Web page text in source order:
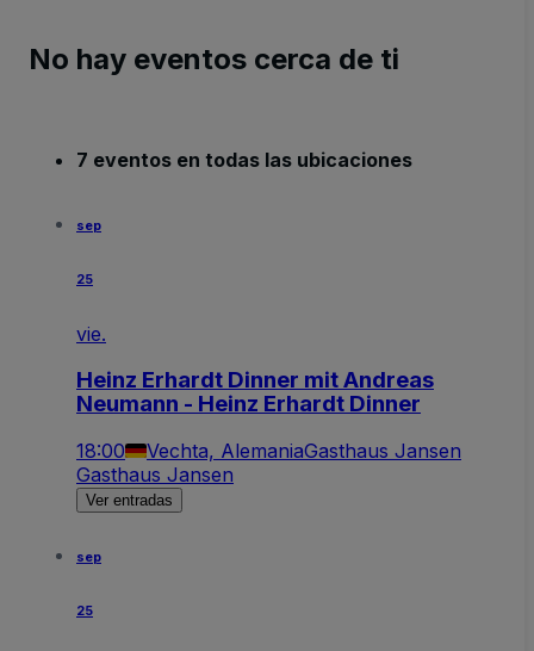
No hay eventos cerca de ti
7 eventos en todas las ubicaciones
sep
25
vie.
Heinz Erhardt Dinner mit Andreas
Neumann - Heinz Erhardt Dinner
18:00 Vechta, AlemaniaGasthaus Jansen
Gasthaus Jansen
Ver entradas
sep
25